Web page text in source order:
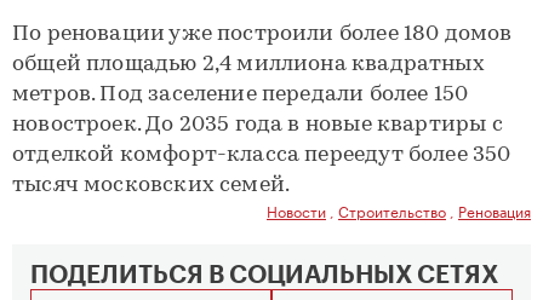
По реновации уже построили более 180 домов
общей площадью 2,4 миллиона квадратных
метров. Под заселение передали более 150
новостроек. До 2035 года в новые квартиры с
отделкой комфорт-класса переедут более 350
тысяч московских семей.
Новости Строительство Реновация
ПОДЕЛИТЬСЯ В СОЦИАЛЬНЫХ СЕТЯХ